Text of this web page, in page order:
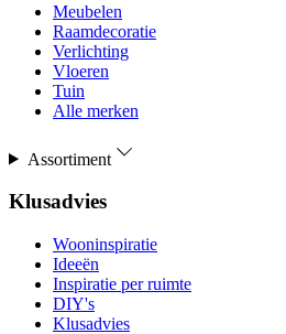
Meubelen
Raamdecoratie
Verlichting
Vloeren
Tuin
Alle merken
Assortiment
Klusadvies
Wooninspiratie
Ideeën
Inspiratie per ruimte
DIY's
Klusadvies